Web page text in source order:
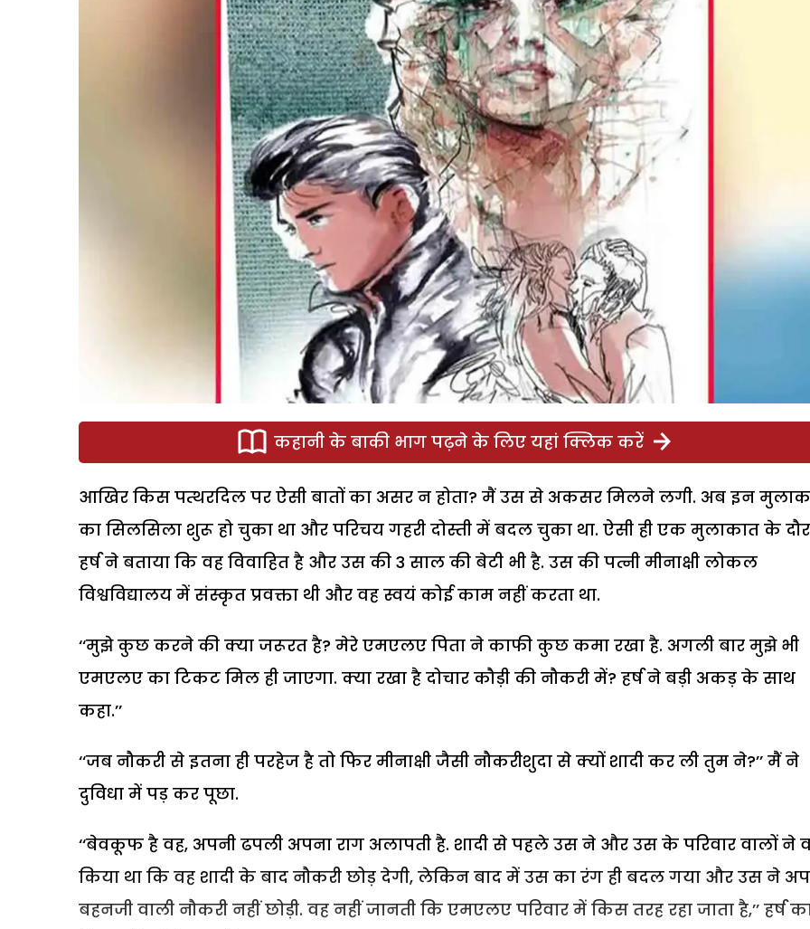
कहानी के बाकी भाग पढ़ने के लिए यहां क्लिक करें
आखिर किस पत्थरदिल पर ऐसी बातों का असर न होता? मैं उस से अकसर मिलने लगी. अब इन
का सिलसिला शुरू हो चुका था और परिचय गहरी दोस्ती में बदल चुका था. ऐसी ही एक मुलाकात के
हर्ष ने बताया कि वह विवाहित है और उस की 3 साल की बेटी भी है. उस की पत्नी मीनाक्षी लोकल
विश्वविद्यालय में संस्कृत प्रवक्ता थी और वह स्वयं कोई काम नहीं करता था.
‘‘मुझे कुछ करने की क्या जरूरत है? मेरे एमएलए पिता ने काफी कुछ कमा रखा है. अगली बार मुझे भी
एमएलए का टिकट मिल ही जाएगा. क्या रखा है दोचार कौड़ी की नौकरी में? हर्ष ने बड़ी अकड़ के साथ
कहा.’’
‘‘जब नौकरी से इतना ही परहेज है तो फिर मीनाक्षी जैसी नौकरीशुदा से क्यों शादी कर ली तुम ने?’’ मैं ने
दुविधा में पड़ कर पूछा.
‘‘बेवकूफ है वह, अपनी ढपली अपना राग अलापती है. शादी से पहले उस ने और उस के परिवार वालों ने
किया था कि वह शादी के बाद नौकरी छोड़ देगी, लेकिन बाद में उस का रंग ही बदल गया और उस ने
बहनजी वाली नौकरी नहीं छोड़ी. वह नहीं जानती कि एमएलए परिवार में किस तरह रहा जाता है,’’ हर्ष